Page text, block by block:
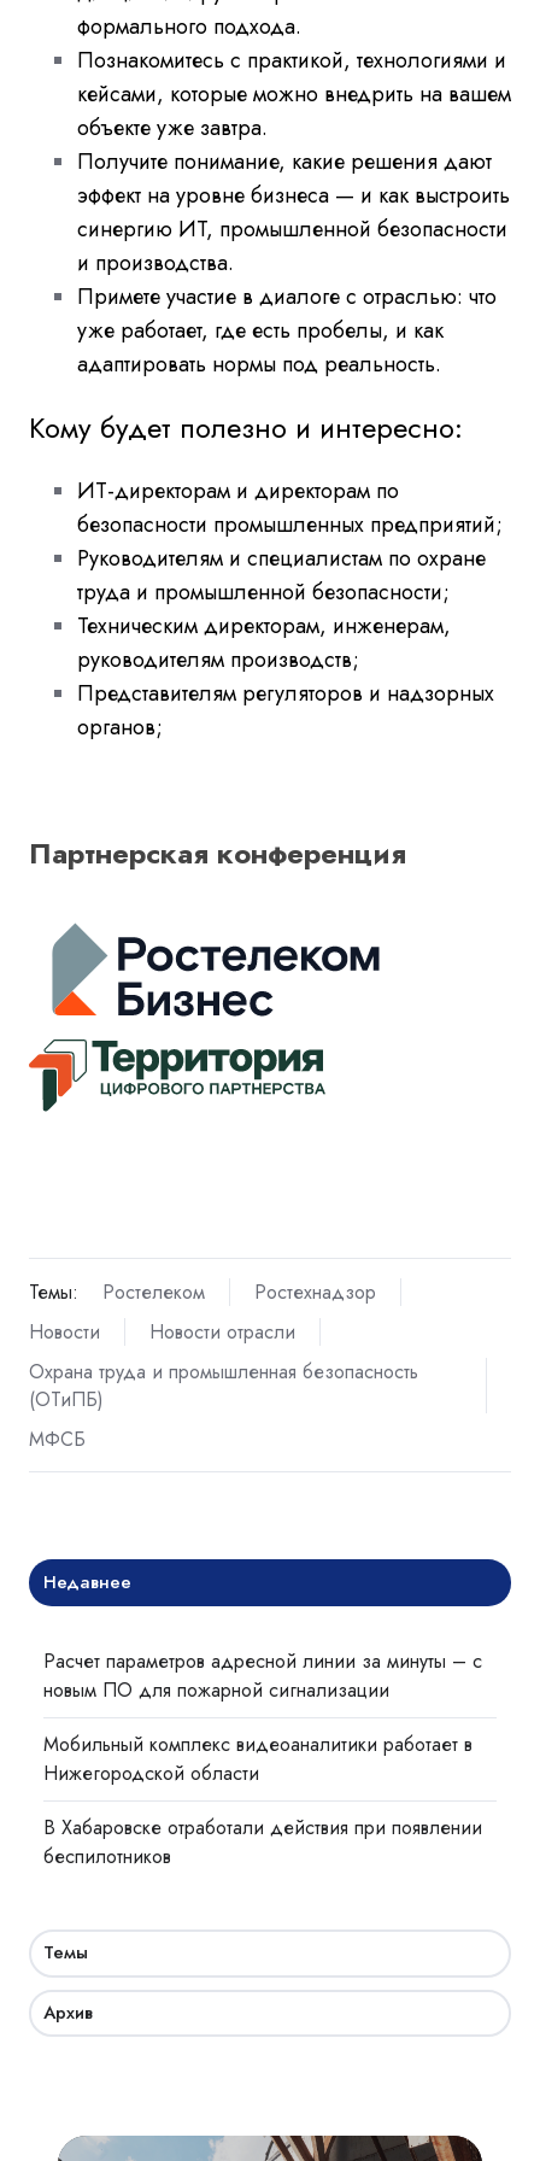
формального подхода.
Познакомитесь с практикой, технологиями и
кейсами, которые можно внедрить на вашем
объекте уже завтра.
Получите понимание, какие решения дают
эффект на уровне бизнеса — и как выстроить
синергию ИТ, промышленной безопасности
и производства.
Примете участие в диалоге с отраслью: что
уже работает, где есть пробелы, и как
адаптировать нормы под реальность.
Кому будет полезно и интересно:
ИТ-директорам и директорам по
безопасности промышленных предприятий;
Руководителям и специалистам по охране
труда и промышленной безопасности;
Техническим директорам, инженерам,
руководителям производств;
Представителям регуляторов и надзорных
органов;
Партнерcкая конференция
Темы: Ростелеком
Ростехнадзор
Новости
Новости отрасли
Охрана труда и промышленная безопасность
(ОТиПБ)
МФСБ
Недавнее
Расчет параметров адресной линии за минуты – с
новым ПО для пожарной сигнализации
Мобильный комплекс видеоаналитики работает в
Нижегородской области
В Хабаровске отработали действия при появлении
беспилотников
Темы
Архив
Взрывозащита